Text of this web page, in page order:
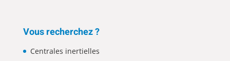
Vous recherchez ?
Centrales inertielles